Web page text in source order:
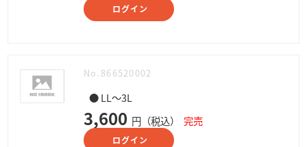
ログイン
No.866520002
● LL～3L
3,600 円（税込） 完売
ログイン